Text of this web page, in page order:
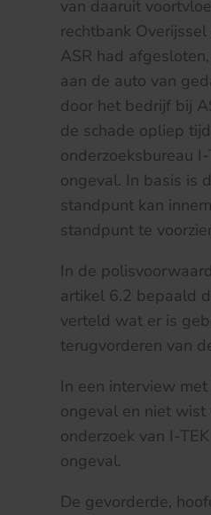
van daaruit
rechtbank Overijssel
ASR had
aan de auto van
door het bedrijf bij
de schade opliep
onderzoeksbureau
ongeval. In basis is
standpunt kan
standpunt te
In de
artikel 6.2 bepaald
verteld wat er is
terugvorderen van
In een interview
ongeval en niet
onderzoek van I-
ongeval.
De gevorderde,